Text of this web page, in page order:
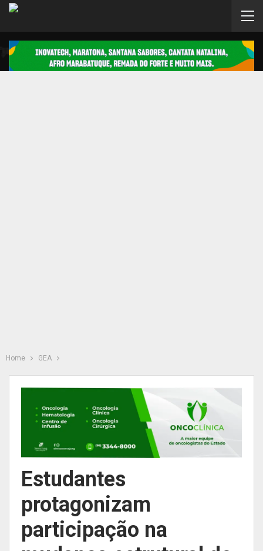
Home GEA
Estudantes
protagonizam
participação na